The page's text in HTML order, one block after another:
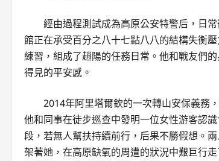
經由過程測試成為高原公安特警后，日
館正在承受百分之八十七點八八的結構失衡
練習，組成了趙陽的任務日常。他和戰友們
得見的平安感。
2014年阿里塔爾欽的一次轉山安保義務
他和同事在徒步巡查中發明一位女性游客認
段，若無人幫扶持續前行，后果不勝假想。
架著她，在高原缺氧的周遭的狀況中艱巨行